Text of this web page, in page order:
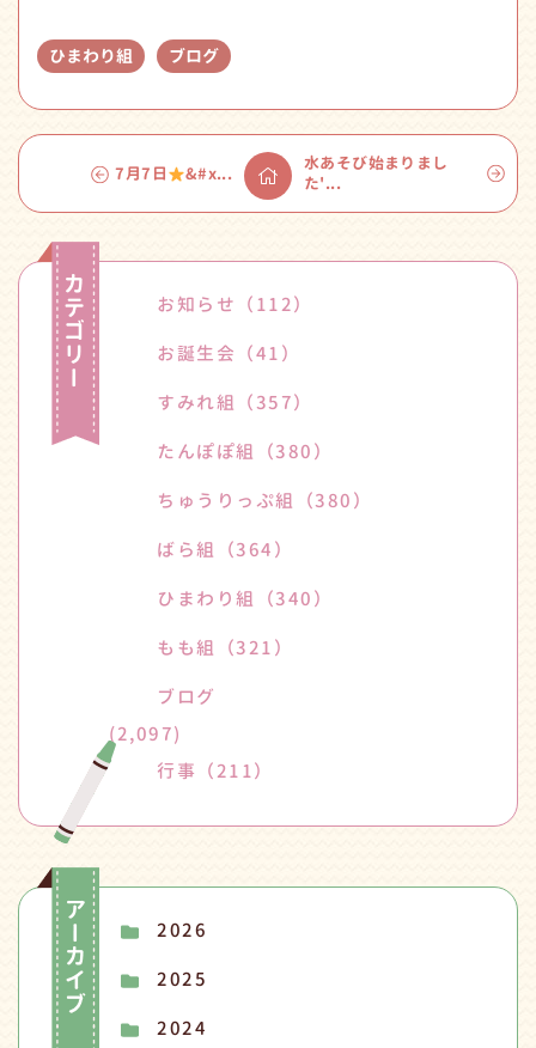
ひまわり組 ブログ
7月7日 &#x...
水あそび始まりまし
た'...
お知らせ （112）
お誕生会 （41）
すみれ組 （357）
たんぽぽ組 （380）
ちゅうりっぷ組 （380）
ばら組 （364）
ひまわり組 （340）
もも組 （321）
ブログ
(2,097)
行事 （211）
2026
2025
2024